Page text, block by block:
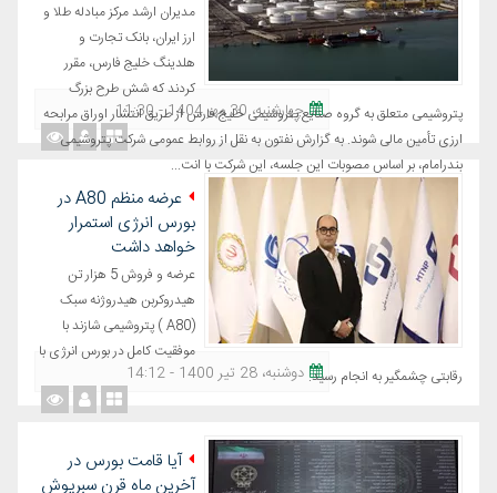
مدیران ارشد مرکز مبادله طلا و
ارز ایران، بانک تجارت و
هلدینگ خلیج فارس، مقرر
کردند که شش طرح بزرگ
پتروشیمی متعلق به گروه صنایع پتروشیمی خلیج فارس از طریق انتشار اوراق مرابحه
ارزی تأمین مالی شوند. به گزارش نفتون به نقل از روابط عمومی شرکت پتروشیمی
بندرامام، بر اساس مصوبات این جلسه، این شرکت با انت...
چهارشنبه، 30 مهر 1404 - 11:30
عرضه منظم A80 در
بورس انرژی استمرار
خواهد داشت
عرضه و فروش 5 هزار تن
هيدروکربن هيدروژنه سبک
(A80 ) پتروشیمی شازند با
موفقیت کامل در بورس انرژی با
رقابتی چشمگیر به انجام رسید. دوشنبه، 28 تیر 1400 - 14:12
آیا قامت بورس در
آخرین ماه قرن سبرپوش